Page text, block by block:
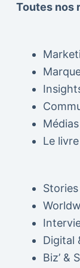
Toutes nos
Médias
Le
Stories
Digital
Biz’ &